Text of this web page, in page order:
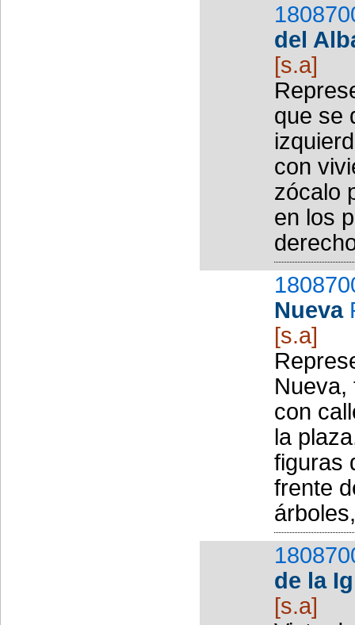
del
[s.a]
que se
con
zócalo
en los
Nueva
[s.a]
Nueva,
con
la
figuras
frente
de la
[s.a]